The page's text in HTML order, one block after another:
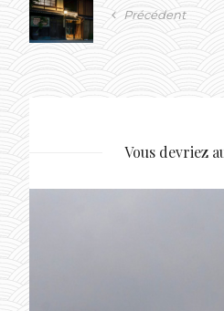
Précédent
Vous devriez